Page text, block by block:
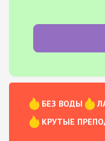
БЕЗ ВОДЫ
КРУТЫЕ